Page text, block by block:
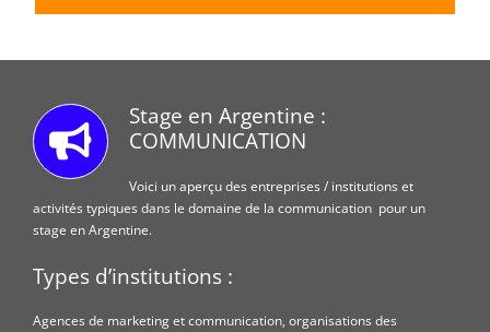
Stage en Argentine :
COMMUNICATION
Voici un aperçu des entreprises / institutions et
activités typiques dans le domaine de la communication pour un
stage en Argentine.
Types d’institutions :
Agences de marketing et communication, organisations des